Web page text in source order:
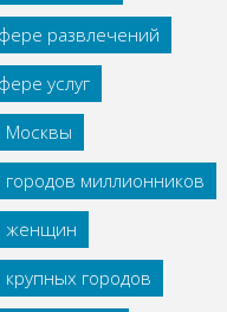
развлечений
услуг
Москвы
городов миллионников
женщин
городов